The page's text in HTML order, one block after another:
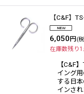
【C&F】
6,050 円 (
在庫数残り1
【C&F
イング
する日
インさ